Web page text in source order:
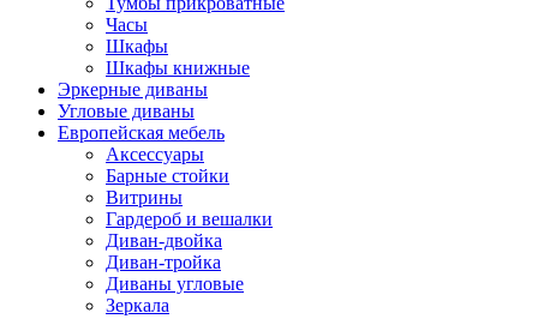
Часы
Шкафы
Шкафы книжные
Эркерные диваны
Угловые диваны
Европейская мебель
Аксессуары
Барные стойки
Витрины
Гардероб и вешалки
Диван-двойка
Диван-тройка
Диваны угловые
Зеркала